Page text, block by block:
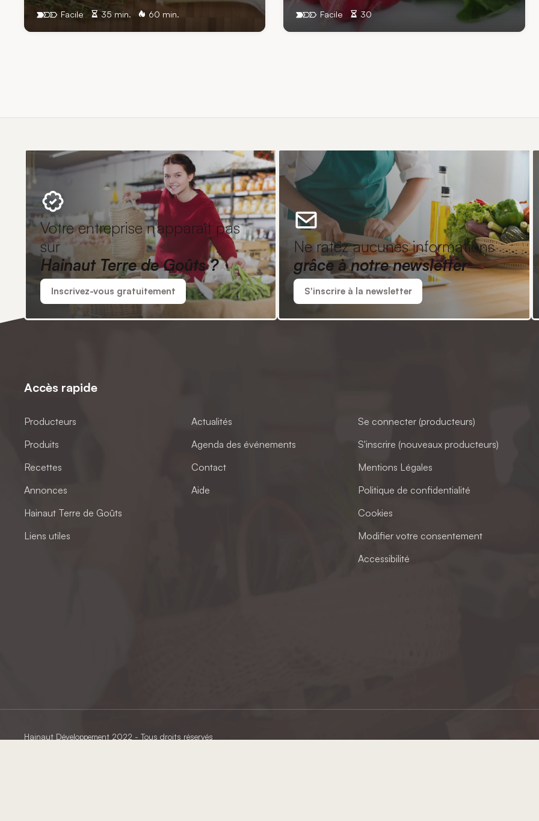
35 min. 60 min.
Facile 30
Facile
Votre entreprise n'apparaît pas
sur
Hainaut Terre de Goûts ?
Inscrivez-vous gratuitement
Ne ratez aucunes informations
grâce à notre newsletter
S'inscrire à la newsletter
Accès rapide
Producteurs
Produits
Recettes
Annonces
Hainaut Terre de Goûts
Liens utiles
Actualités
Agenda des événements
Contact
Aide
Se connecter (producteurs)
S'inscrire (nouveaux producteurs)
Mentions Légales
Politique de confidentialité
Cookies
Modifier votre consentement
Accessibilité
Hainaut Développement 2022 - Tous droits réservés